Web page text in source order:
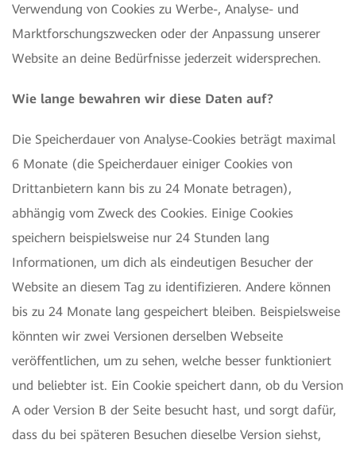
Verwendung von Cookies zu Werbe-, Analyse- und
Marktforschungszwecken oder der Anpassung unserer
Website an deine Bedürfnisse jederzeit widersprechen.
Wie lange bewahren wir diese Daten auf?
Die Speicherdauer von Analyse-Cookies beträgt maximal
6 Monate (die Speicherdauer einiger Cookies von
Drittanbietern kann bis zu 24 Monate betragen),
abhängig vom Zweck des Cookies. Einige Cookies
speichern beispielsweise nur 24 Stunden lang
Informationen, um dich als eindeutigen Besucher der
Website an diesem Tag zu identifizieren. Andere können
bis zu 24 Monate lang gespeichert bleiben. Beispielsweise
könnten wir zwei Versionen derselben Webseite
veröffentlichen, um zu sehen, welche besser funktioniert
und beliebter ist. Ein Cookie speichert dann, ob du Version
A oder Version B der Seite besucht hast, und sorgt dafür,
dass du bei späteren Besuchen dieselbe Version siehst,